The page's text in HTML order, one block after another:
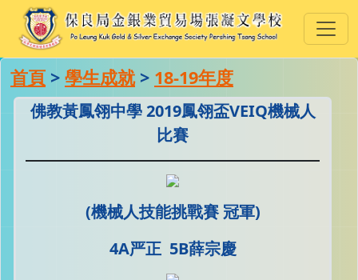
首頁 > 學生成就> 18-19年度
佛教黃鳳翎中學 2019鳳翎盃VEIQ機械人
比賽
(機械人技能挑戰賽 冠軍)
4A严正 5B薛宗慶